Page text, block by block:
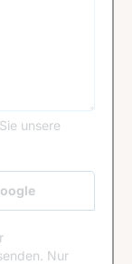
unsere
Anmeldung
Nur